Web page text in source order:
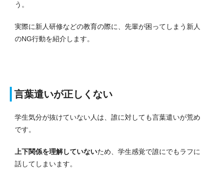
う。
実際に新人研修などの教育の際に、先輩が困ってしまう新人
のNG行動を紹介します。
言葉遣いが正しくない
学生気分が抜けていない人は、誰に対しても言葉遣いが荒め
です。
上下関係を理解していないため、学生感覚で誰にでもラフに
話してしまいます。